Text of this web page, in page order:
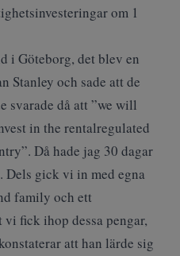
om 1
i Göteborg, det blev en
Stanley och sade att de
svarade då att ”we will
in the rentalregulated
Då hade jag 30 dagar
Dels gick vi in med egna
family och ett
fick ihop dessa pengar,
att han lärde sig